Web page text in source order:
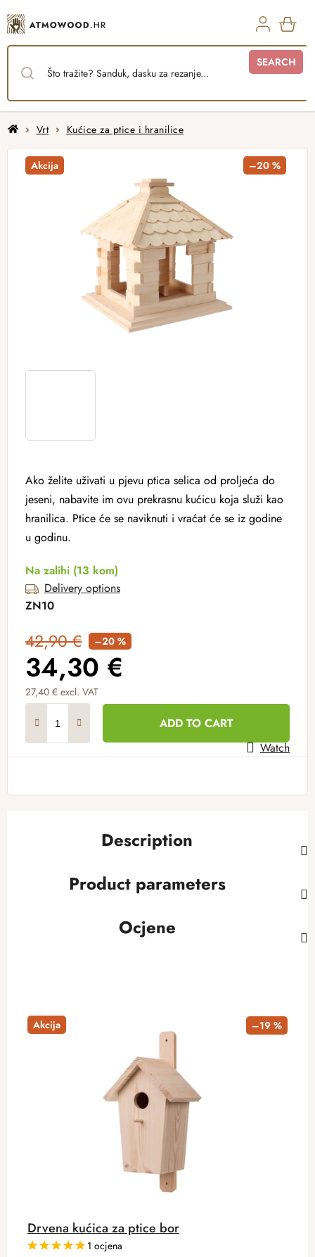
to
content
SEARCH
Home
Vrt Kućice za ptice i hranilice
Ako želite uživati ​​u pjevu ptica selica od proljeća do
jeseni, nabavite im ovu prekrasnu kućicu koja služi kao
hranilica. Ptice će se naviknuti i vraćat će se iz godine
u godinu.
Na zalihi (13 kom)
Delivery options
ZN10
42,90 € –20 %
34,30 €
27,40 € excl. VAT
ADD TO CART
Watch
Akcija –20 %
Description
Product parameters
Ocjene
Akcija –19 %
Drvena kućica za ptice bor
1 ocjena